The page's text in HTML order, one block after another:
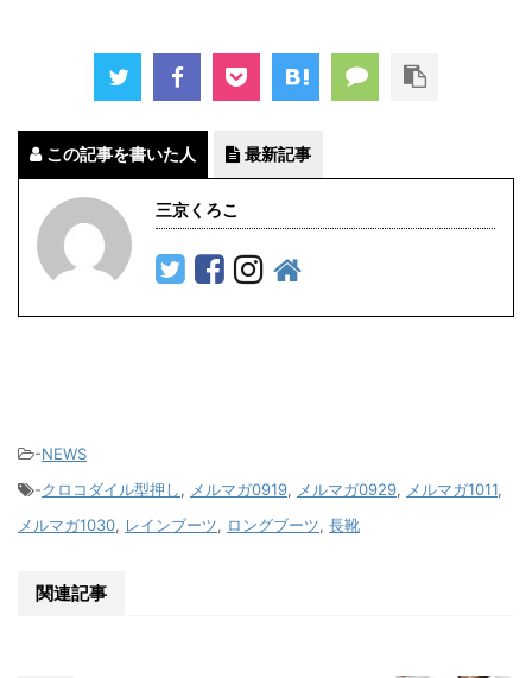
この記事を書いた人 最新記事
三京くろこ
-NEWS
-クロコダイル型押し, メルマガ0919, メルマガ0929, メルマガ1011,
メルマガ1030, レインブーツ, ロングブーツ, 長靴
関連記事